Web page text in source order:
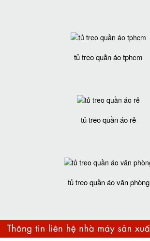
tủ treo quần áo tphcm
tủ treo quần áo rẻ
tủ treo quần áo văn phòng